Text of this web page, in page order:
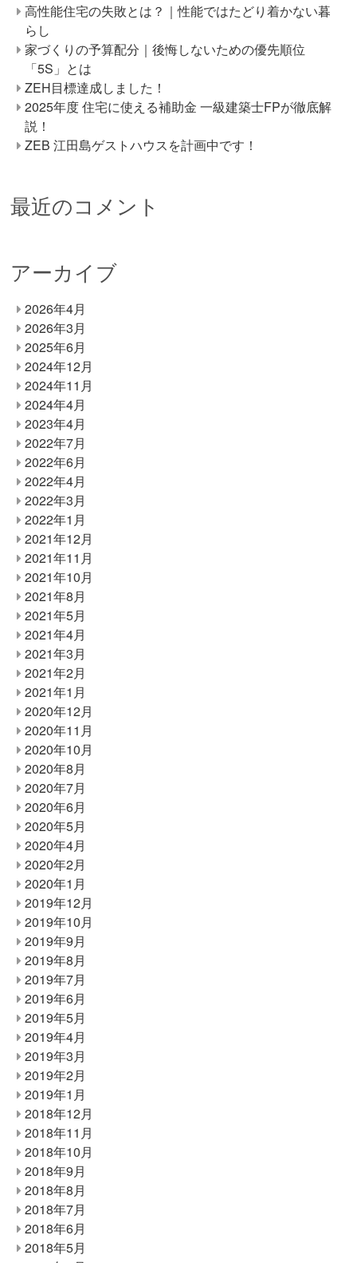
高性能住宅の失敗とは？｜性能ではたどり着かない暮
らし
家づくりの予算配分｜後悔しないための優先順位
「5S」とは
ZEH目標達成しました！
2025年度 住宅に使える補助金 一級建築士FPが徹底解
説！
ZEB 江田島ゲストハウスを計画中です！
最近のコメント
アーカイブ
2026年4月
2026年3月
2025年6月
2024年12月
2024年11月
2024年4月
2023年4月
2022年7月
2022年6月
2022年4月
2022年3月
2022年1月
2021年12月
2021年11月
2021年10月
2021年8月
2021年5月
2021年4月
2021年3月
2021年2月
2021年1月
2020年12月
2020年11月
2020年10月
2020年8月
2020年7月
2020年6月
2020年5月
2020年4月
2020年2月
2020年1月
2019年12月
2019年10月
2019年9月
2019年8月
2019年7月
2019年6月
2019年5月
2019年4月
2019年3月
2019年2月
2019年1月
2018年12月
2018年11月
2018年10月
2018年9月
2018年8月
2018年7月
2018年6月
2018年5月